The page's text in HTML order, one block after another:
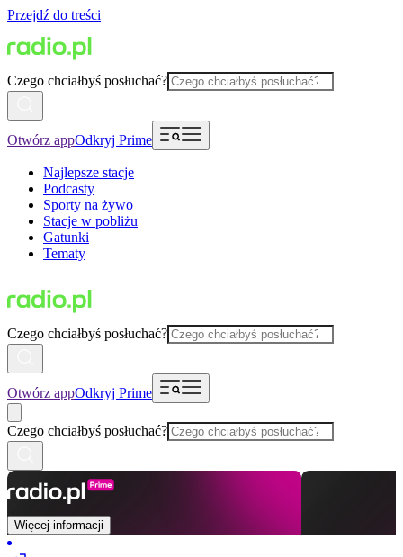
Przejdź do treści
Czego chciałbyś posłuchać?
Otwórz appOdkryj Prime
Najlepsze stacje
Podcasty
Sporty na żywo
Stacje w pobliżu
Gatunki
Tematy
Czego chciałbyś posłuchać?
Otwórz appOdkryj Prime
Czego chciałbyś posłuchać?
Więcej informacji